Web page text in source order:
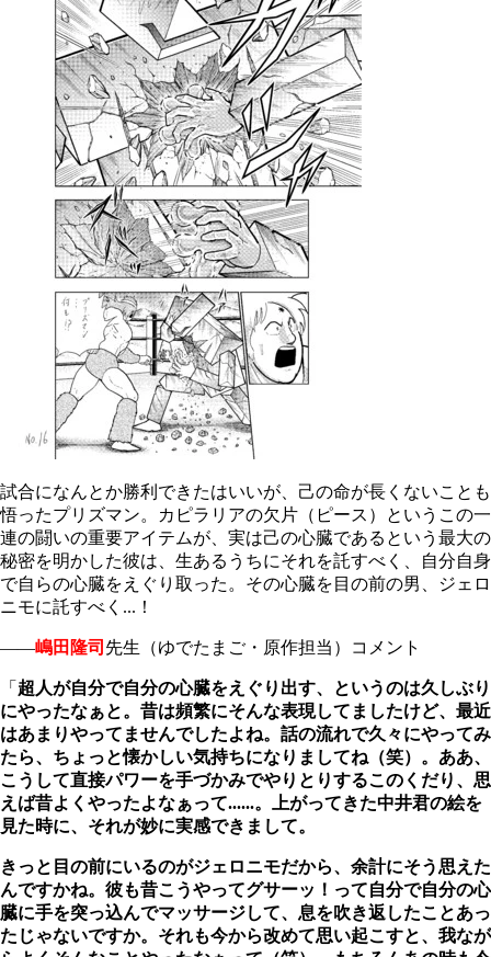
試合になんとか勝利できたはいいが、己の命が長くないことも
悟ったプリズマン。カピラリアの欠片（ピース）というこの一
連の闘いの重要アイテムが、実は己の心臓であるという最大の
秘密を明かした彼は、生あるうちにそれを託すべく、自分自身
で自らの心臓をえぐり取った。その心臓を目の前の男、ジェロ
ニモに託すべく...！
――嶋田隆司 先生（ゆでたまご・原作担当）コメント
「 超人が自分で自分の心臓をえぐり出す、というのは久しぶり
にやったなぁと。昔は頻繁にそんな表現してましたけど、最近
はあまりやってませんでしたよね。話の流れで久々にやってみ
たら、ちょっと懐かしい気持ちになりましてね（笑）。ああ、
こうして直接パワーを手づかみでやりとりするこのくだり、思
えば昔よくやったよなぁって......。上がってきた中井君の絵を
見た時に、それが妙に実感できまして。
きっと目の前にいるのがジェロニモだから、余計にそう思えた
んですかね。彼も昔こうやってグサーッ！って自分で自分の心
臓に手を突っ込んでマッサージして、息を吹き返したことあっ
たじゃないですか。それも今から改めて思い起こすと、我なが